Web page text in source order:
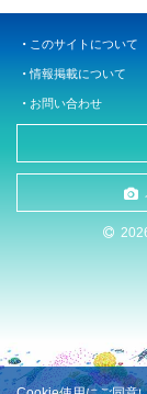
このサイトについて
情報掲載について
お問い合わせ